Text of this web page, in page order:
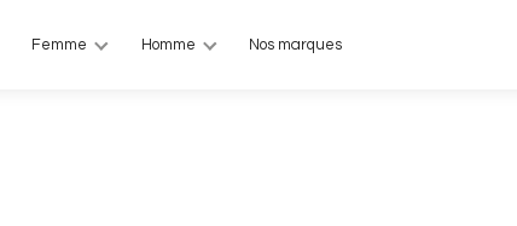
Femme Homme Nos marques